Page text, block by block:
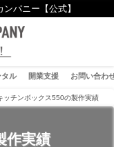
パニー【公式】
タル 開業支援 お問い合わ
ッチンボックス550の製作実績
作実績